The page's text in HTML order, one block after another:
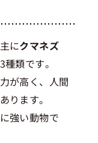
にクマネズ
種類です。
が高く、人間
ります。
強い動物で